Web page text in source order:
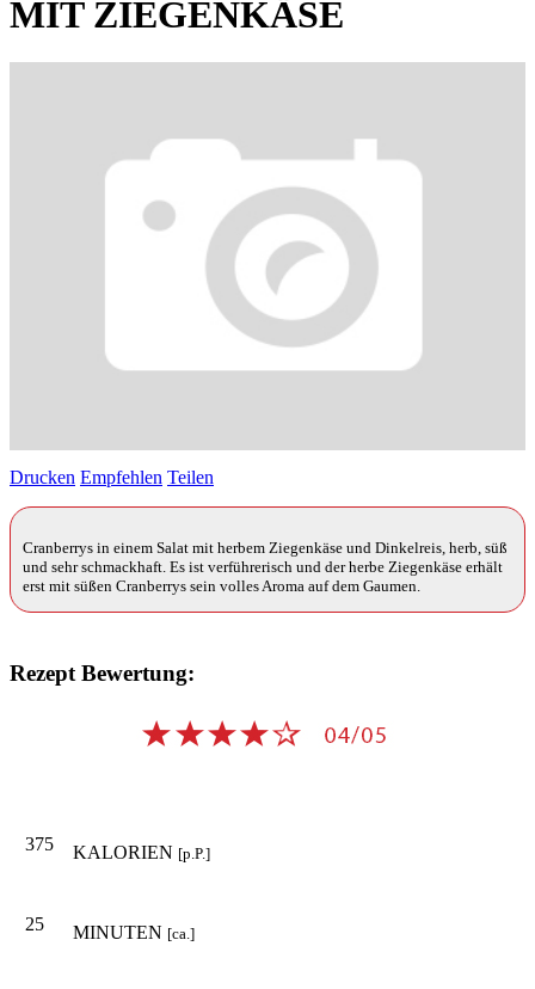
MIT ZIEGENKÄSE
Drucken Empfehlen Teilen
Cranberrys in einem Salat mit herbem Ziegenkäse und Dinkelreis, herb, süß
und sehr schmackhaft. Es ist verführerisch und der herbe Ziegenkäse erhält
erst mit süßen Cranberrys sein volles Aroma auf dem Gaumen.
Rezept Bewertung:
375 KALORIEN [p.P.]
25 MINUTEN [ca.]